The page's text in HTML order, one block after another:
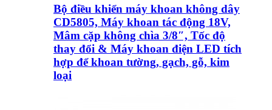
Bộ điều khiển máy khoan không dây
CD5805, Máy khoan tác động 18V,
Mâm cặp không chìa 3/8″, Tốc độ
thay đổi & Máy khoan điện LED tích
hợp để khoan tường, gạch, gỗ, kim
loại